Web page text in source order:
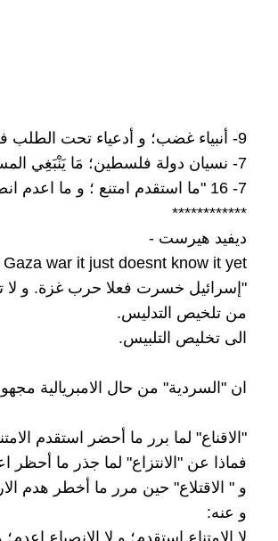
9- أنبياء غضب؛ و أدعياء تحت الطلب في كيان مسخ نال منه العطب.
7- نسيان دولة فلسطين؛ مَا يَنْبَغِي المستوطنون وَمَا يَسْتَطِيعُونَ .
7- 16 "ما استقدم امتنع ؛ و ما اعدم انصاع ؛ و ما هدم لن يرتاع. "
************
ديفيد هيرست -
war it just doesnt know it yet""
"إسرائيل خسرت فعلا حرب غزة. و لا
من تلخيص التدليس.
الى تخليص التلبيس.
ان "السردية" من حال الامبريالية
"الاقناع" لما برر ما أحضر استقدم
فماذا عن "الانتزاع" لما جذر ما أحظر
و " الاقتلاع" حين مرر ما أخطر هدم
و عنه:
لا الامتناع استقدم؛ و لا الانصياع اعدم؛